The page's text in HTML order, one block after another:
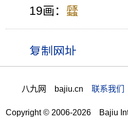
19画： 瓥
八九网 bajiu.cn 联系我
Copyright © 2006-2026 Bajiu